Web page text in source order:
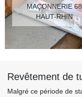
MAÇONNERIE 68
HAUT-RHIN
Revêtement de
Malgré ce période de